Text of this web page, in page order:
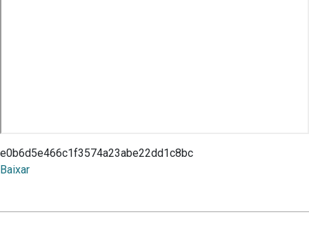
e0b6d5e466c1f3574a23abe22dd1c8bc
Baixar